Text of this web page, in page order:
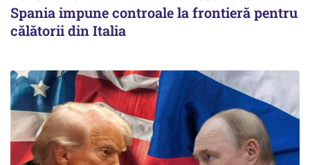
Spania impune controale la frontieră pentru
călătorii din Italia